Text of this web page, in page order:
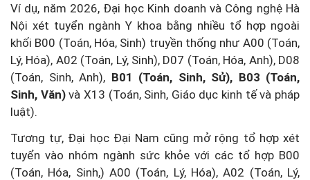
Ví dụ, năm 2026, Đại học Kinh doanh và Công nghệ Hà
Nội xét tuyển ngành Y khoa bằng nhiều tổ hợp ngoài
khối B00 (Toán, Hóa, Sinh) truyền thống như A00 (Toán,
Lý, Hóa), A02 (Toán, Lý, Sinh), D07 (Toán, Hóa, Anh), D08
(Toán, Sinh, Anh), B01 (Toán, Sinh, Sử), B03 (Toán,
Sinh, Văn)và X13 (Toán, Sinh, Giáo dục kinh tế và pháp
luật).
Tương tự, Đại học Đại Nam cũng mở rộng tổ hợp xét
tuyển vào nhóm ngành sức khỏe với các tổ hợp B00
(Toán, Hóa, Sinh,) A00 (Toán, Lý, Hóa), A02 (Toán, Lý,